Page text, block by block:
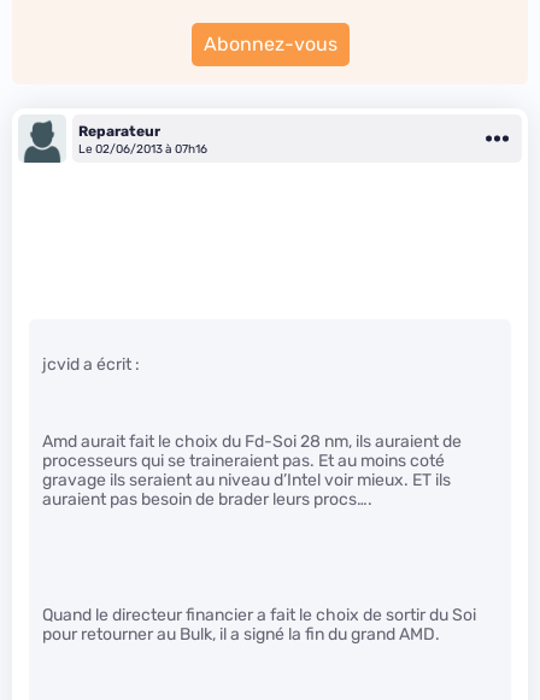
Abonnez-vous
Reparateur
Le 02/06/2013 à 07h16
jcvid a écrit :
Amd aurait fait le choix du Fd-Soi 28 nm, ils auraient de
processeurs qui se traineraient pas. Et au moins coté
gravage ils seraient au niveau d’Intel voir mieux. ET ils
auraient pas besoin de brader leurs procs….
Quand le directeur financier a fait le choix de sortir du Soi
pour retourner au Bulk, il a signé la fin du grand AMD.